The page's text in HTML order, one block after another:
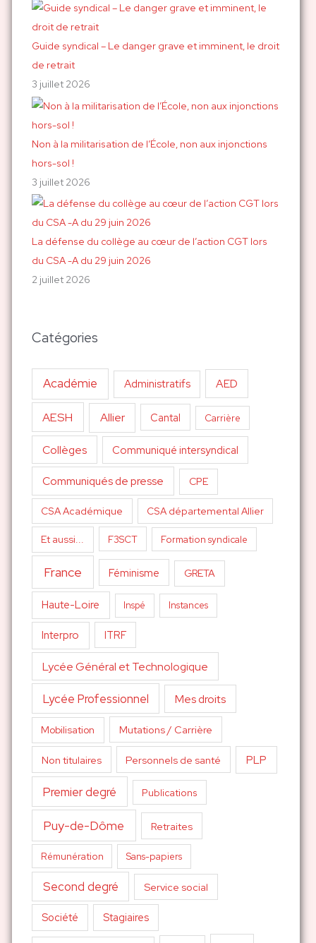
Guide syndical – Le danger grave et imminent, le droit
de retrait
3 juillet 2026
Non à la militarisation de l’École, non aux injonctions
hors-sol !
3 juillet 2026
La défense du collège au cœur de l’action CGT lors
du CSA -A du 29 juin 2026
2 juillet 2026
Catégories
Académie Administratifs AED
AESH Allier Cantal Carrière
Collèges Communiqué intersyndical
Communiqués de presse CPE
CSA Académique CSA départemental Allier
Et aussi... F3SCT Formation syndicale
France Féminisme GRETA
Haute-Loire Inspé Instances
Interpro ITRF
Lycée Général et Technologique
Lycée Professionnel Mes droits
Mobilisation Mutations / Carrière
Non titulaires Personnels de santé PLP
Premier degré Publications
Puy-de-Dôme Retraites
Rémunération Sans-papiers
Second degré Service social
Société Stagiaires